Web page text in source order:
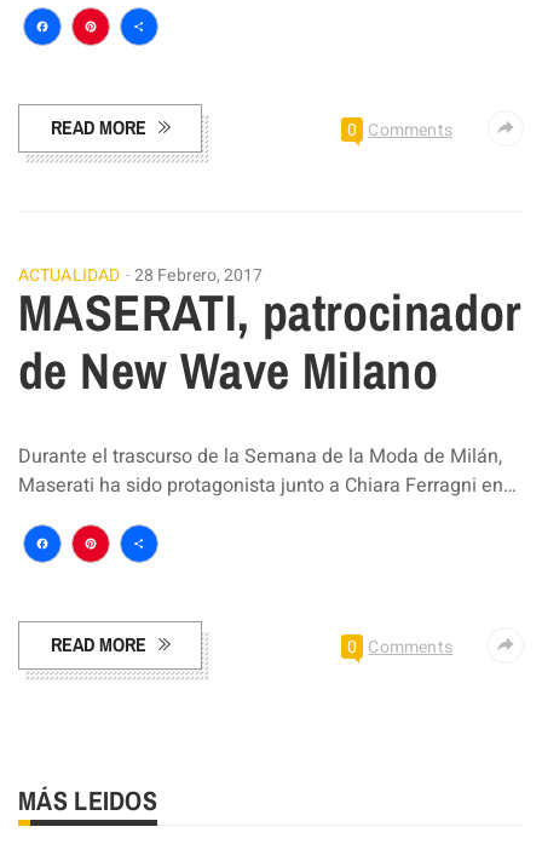
Facebook
Pinterest
Compartir
READ MORE 0 Comments
ACTUALIDAD 28 Febrero, 2017
MASERATI, patrocinador
de New Wave Milano
Durante el trascurso de la Semana de la Moda de Milán,
Maserati ha sido protagonista junto a Chiara Ferragni en…
Facebook
Pinterest
Compartir
READ MORE 0 Comments
MÁS LEIDOS